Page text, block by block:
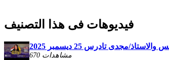
فيديوهات فى هذا التصنيف
مجدى تادرس 25 ديسمبر 2025
670 مشاهدات